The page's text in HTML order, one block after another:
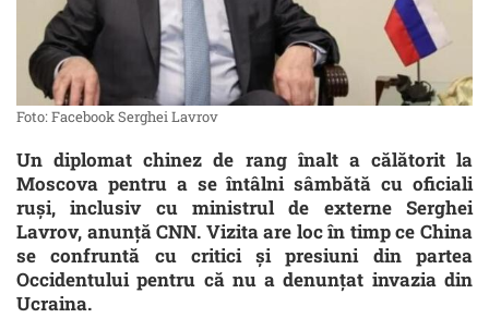
Foto: Facebook Serghei Lavrov
Un diplomat chinez de rang înalt a călătorit la
Moscova pentru a se întâlni sâmbătă cu oficiali
ruși, inclusiv cu ministrul de externe Serghei
Lavrov, anunță CNN. Vizita are loc în timp ce China
se confruntă cu critici și presiuni din partea
Occidentului pentru că nu a denunțat invazia din
Ucraina.